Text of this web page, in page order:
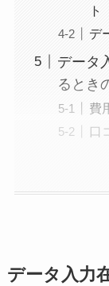
ト
デ
データ
るとき
費
口
データ入力